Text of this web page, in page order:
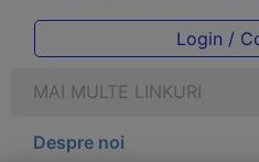
Login /
MAI MULTE LINKURI
Despre noi